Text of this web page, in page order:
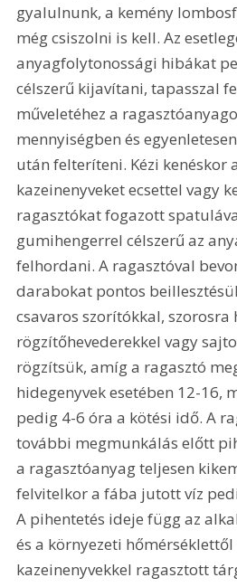
gyalulnunk, a kemény
még csiszolni is kell. Az
anyagfolytonossági hibákat
célszerű kijavítani, tapasszal
műveletéhez a
mennyiségben és
után felteríteni. Kézi kenéskor
kazeinenyveket ecsettel vagy
ragasztókat fogazott
gumihengerrel célszerű az
felhordani. A ragasztóval
darabokat pontos
csavaros szorítókkal, szorosra
rögzítőhevederekkel vagy
rögzítsük, amíg a ragasztó
hidegenyvek esetében 12-16,
pedig 4-6 óra a kötési idő. A
további megmunkálás előtt
a ragasztóanyag teljesen
felvitelkor a fába jutott víz
A pihentetés ideje függ az
és a környezeti hőmérséklettől
kazeinenyvekkel ragasztott